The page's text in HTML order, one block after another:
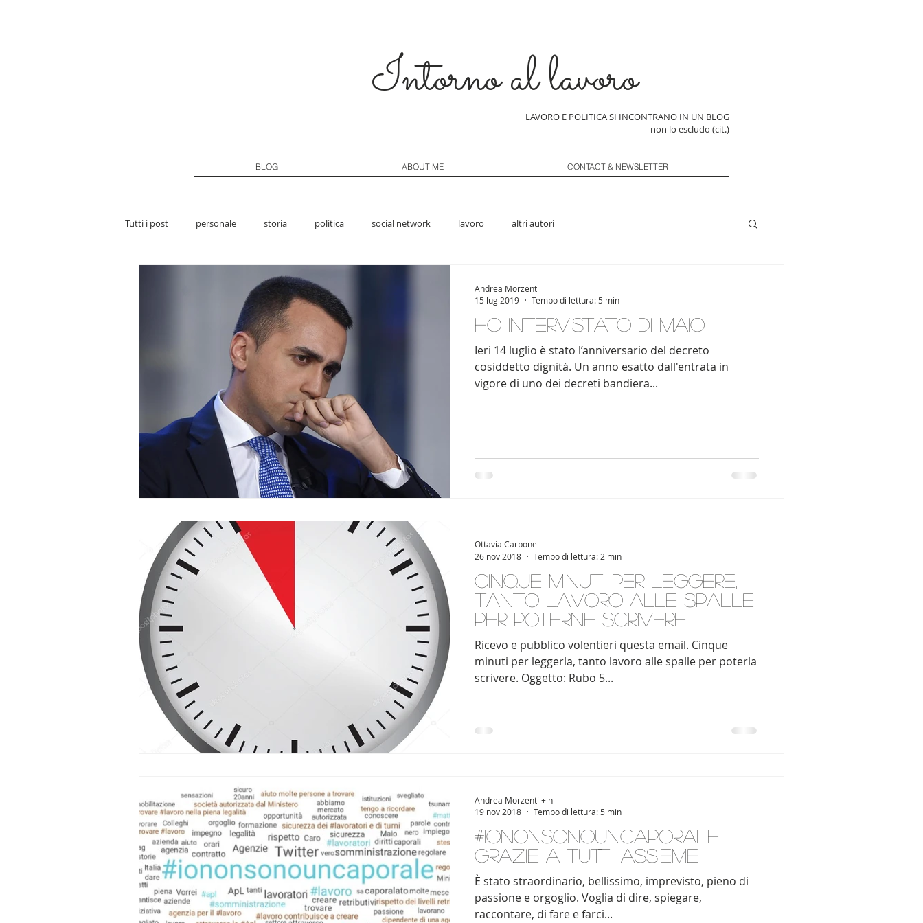
Intorno al lavoro
LAVORO E POLITICA SI INCONTRANO IN UN BLOG
non lo escludo (cit.)
BLOG ABOUT ME CONTACT & NEWSLETTER
Tutti i post personale storia politica social network lavoro altri autori
Ho intervistato Di Maio
Ieri 14 luglio è stato l’anniversario del decreto
cosiddetto dignità. Un anno esatto dall'entrata in
vigore di uno dei decreti bandiera...
Andrea Morzenti
15 lug 2019
Tempo di lettura: 5 min
Cinque minuti per leggere,
tanto lavoro alle spalle
per poterne scrivere
Ricevo e pubblico volentieri questa email. Cinque
minuti per leggerla, tanto lavoro alle spalle per poterla
scrivere. Oggetto: Rubo 5...
Ottavia Carbone
26 nov 2018
Tempo di lettura: 2 min
#IoNonSonoUnCaporale,
grazie a tutti. Assieme
È stato straordinario, bellissimo, imprevisto, pieno di
passione e orgoglio. Voglia di dire, spiegare,
raccontare, di fare e farci...
Andrea Morzenti + n
19 nov 2018
Tempo di lettura: 5 min